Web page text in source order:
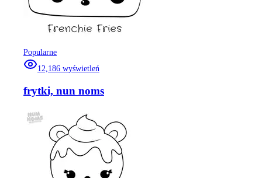
Popularne
12,186 wyświetleń
frytki, nun noms